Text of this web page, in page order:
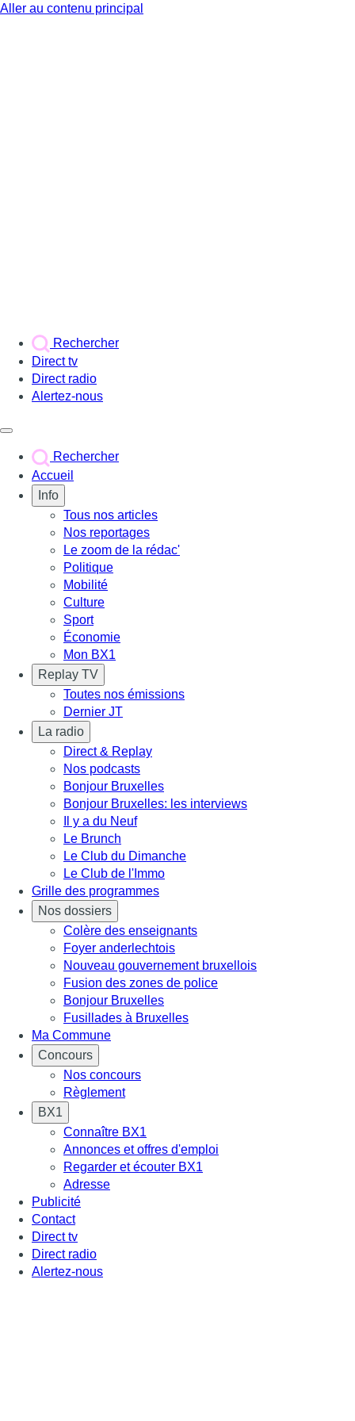
Aller au contenu principal
Rechercher
Direct tv
Direct radio
Alertez-nous
Rechercher
Accueil
Info
Tous nos articles
Nos reportages
Le zoom de la rédac'
Politique
Mobilité
Culture
Sport
Économie
Mon BX1
Replay TV
Toutes nos émissions
Dernier JT
La radio
Direct & Replay
Nos podcasts
Bonjour Bruxelles
Bonjour Bruxelles: les interviews
Il y a du Neuf
Le Brunch
Le Club du Dimanche
Le Club de l'Immo
Grille des programmes
Nos dossiers
Colère des enseignants
Foyer anderlechtois
Nouveau gouvernement bruxellois
Fusion des zones de police
Bonjour Bruxelles
Fusillades à Bruxelles
Ma Commune
Concours
Nos concours
Règlement
BX1
Connaître BX1
Annonces et offres d'emploi
Regarder et écouter BX1
Adresse
Publicité
Contact
Direct tv
Direct radio
Alertez-nous